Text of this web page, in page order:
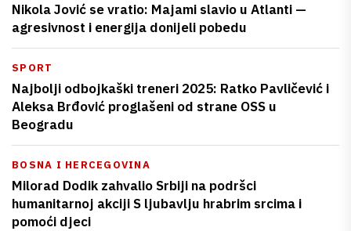
Nikola Jović se vratio: Majami slavio u Atlanti —
agresivnost i energija donijeli pobedu
SPORT
Najbolji odbojkaški treneri 2025: Ratko Pavličević i
Aleksa Brđović proglašeni od strane OSS u
Beogradu
BOSNA I HERCEGOVINA
Milorad Dodik zahvalio Srbiji na podršci
humanitarnoj akciji S ljubavlju hrabrim srcima i
pomoći djeci